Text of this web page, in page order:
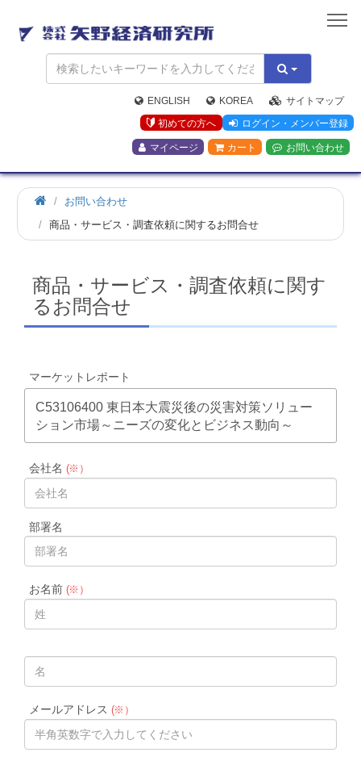
矢
野
経
済
研
究
所
ENGLISH KOREA
サイトマップ
初めての方へ
ログイン・メンバー登録
マイページ カート お問い合わせ
お問い合わせ
商品・サービス・調査依頼に関するお問合せ
商品・サービス・調査依頼に関す
るお問合せ
マーケットレポート
C53106400 東日本大震災後の災害対策ソリュー
ション市場～ニーズの変化とビジネス動向～
会社名 (※）
部署名
お名前(※）
メールアドレス (※）